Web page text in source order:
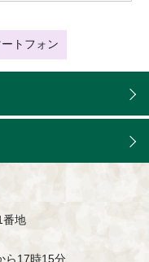
トフォン
番地
ら17時15分